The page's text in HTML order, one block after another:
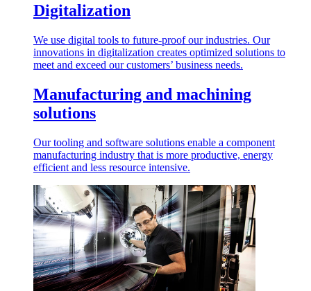
Digitalization
We use digital tools to future-proof our industries. Our
innovations in digitalization creates optimized solutions to
meet and exceed our customers’ business needs.
Manufacturing and machining
solutions
Our tooling and software solutions enable a component
manufacturing industry that is more productive, energy
efficient and less resource intensive.